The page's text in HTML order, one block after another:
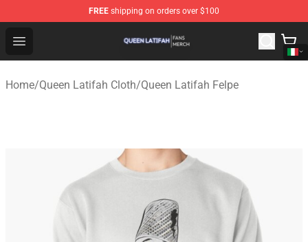
FREE shipping on orders over $100
Open menu
Queen Latifah Shop - Official Queen Latifah
Home/Queen Latifah Cloth/Queen Latifah Felpe